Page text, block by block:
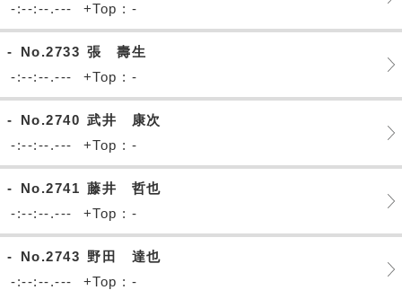
-:--:--.---
+Top : -
- No.2733 張 壽生
-:--:--.---
+Top : -
- No.2740 武井 康次
-:--:--.---
+Top : -
- No.2741 藤井 哲也
-:--:--.---
+Top : -
- No.2743 野田 達也
-:--:--.---
+Top : -